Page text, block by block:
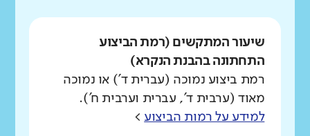
שיעור המתקשים (רמת הביצוע
התחתונה בהבנת הנקרא)
רמת ביצוע נמוכה (עברית ד') או נמוכה
מאוד (ערבית ד', עברית וערבית ח').
למידע על רמות הביצוע >